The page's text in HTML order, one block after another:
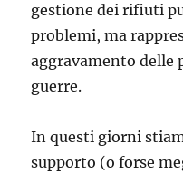
gestione dei rifiuti
problemi, ma
aggravamento delle
guerre.
In questi giorni
supporto (o forse